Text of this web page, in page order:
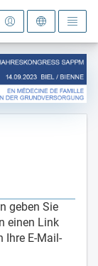
geben Sie
einen Link
Ihre E-Mail-